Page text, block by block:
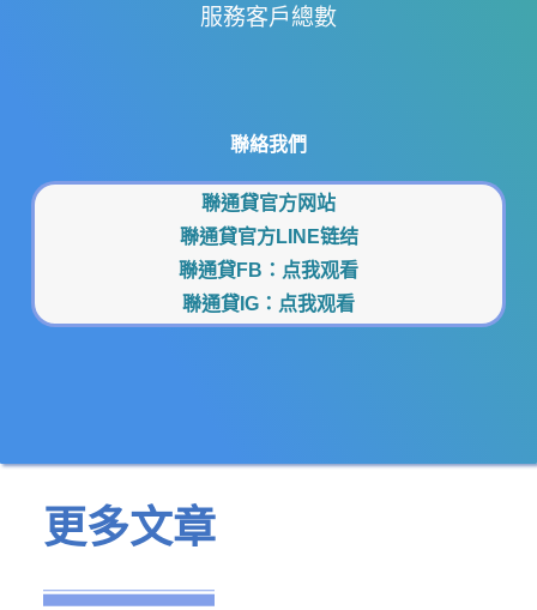
服務客戶總數
聯絡我們
聯通貸官方网站
聯通貸官方LINE链结
聯通貸FB： 点我观看
聯通貸IG： 点我观看
更多文章